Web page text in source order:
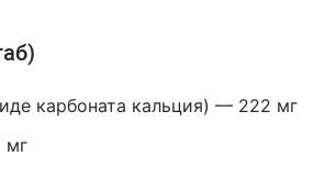
карбоната кальция) — 222 мг
мг